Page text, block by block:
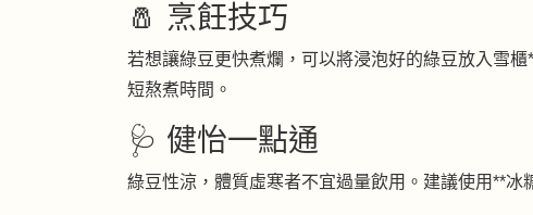
🧂 烹飪技巧
若想讓綠豆更快煮爛，可以將浸泡好的綠豆放入雪
短熬煮時間。
🩺 健怡一點通
綠豆性涼，體質虛寒者不宜過量飲用。建議使用**冰